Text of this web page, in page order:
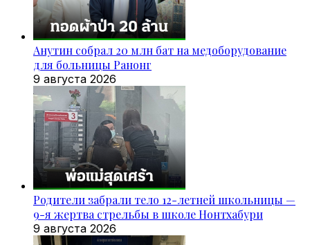
Анутин собрал 20 млн бат на медоборудование
для больницы Ранонг
9 августа 2026
Родители забрали тело 12-летней школьницы —
9-я жертва стрельбы в школе Нонтхабури
9 августа 2026